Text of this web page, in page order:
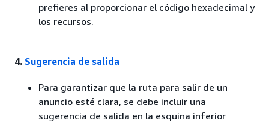
prefieres al proporcionar el código hexadecimal y
los recursos.
4. Sugerencia de salida
Para garantizar que la ruta para salir de un
anuncio esté clara, se debe incluir una
sugerencia de salida en la esquina inferior